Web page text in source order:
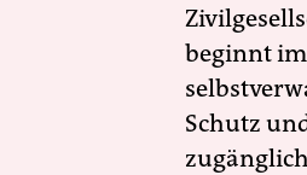
beginnt
Schutz